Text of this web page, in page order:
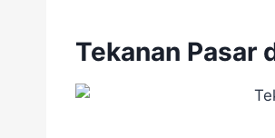
Tekanan Pasar